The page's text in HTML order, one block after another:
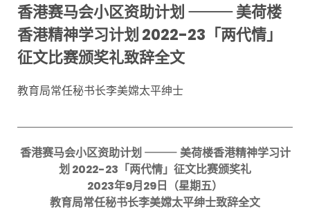
香港赛马会小区资助计划 ⸻ 美荷楼
香港精神学习计划 2022-23「两代情」
征文比赛颁奖礼致辞全文
教育局常任秘书长李美嫦太平绅士
香港赛马会小区资助计划 ⸻美荷楼香港精神学习计
划 2022-23 「两代情」征文比赛颁奖礼
2023年9月29日（星期五）
教育局常任秘书长李美嫦太平绅士致辞全文